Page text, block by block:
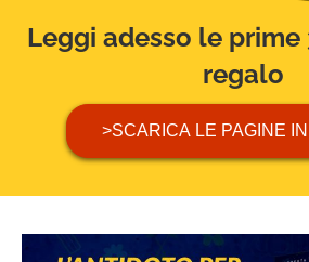
Leggi adesso le prime
regalo
>SCARICA LE PAGINE